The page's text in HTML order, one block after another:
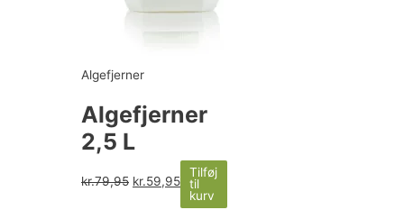
Algefjerner
Algefjerner
2,5 L
kr.79,95 kr.59,95
Tilføj
til
kurv